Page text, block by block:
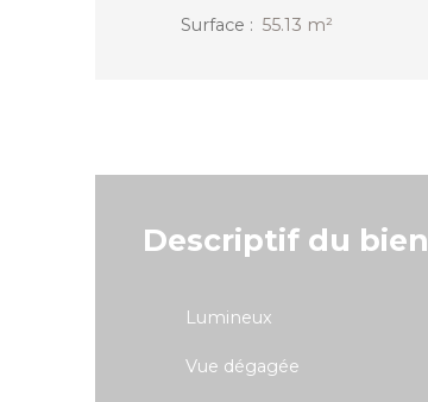
Surface : 55.13 m²
Descriptif du bien
Lumineux
Vue dégagée